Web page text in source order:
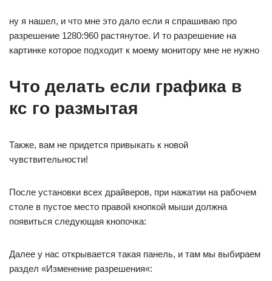
ну я нашел, и что мне это дало если я спрашиваю про
разрешение 1280:960 растянутое. И то разрешение на
картинке которое подходит к моему монитору мне не нужно
Что делать если графика в
кс го размытая
Также, вам не придется привыкать к новой
чувствительности!
После установки всех драйверов, при нажатии на рабочем
столе в пустое место правой кнопкой мыши должна
появиться следующая кнопочка:
Далее у нас открывается такая панель, и там мы выбираем
раздел «Изменение разрешения«: